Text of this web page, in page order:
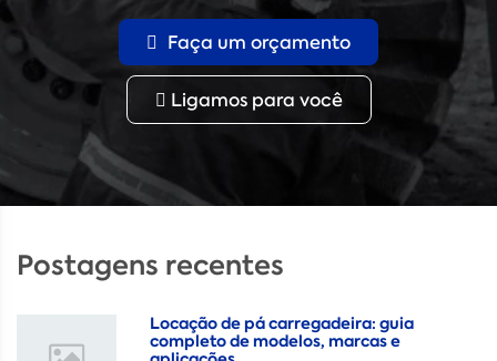
Faça um orçamento
Ligamos para você
Postagens recentes
Locação de pá carregadeira: guia
completo de modelos, marcas e